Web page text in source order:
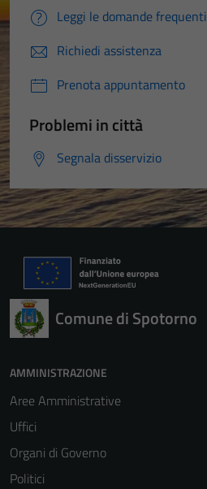
Leggi le domande frequenti
Richiedi assistenza
Prenota appuntamento
Problemi in città
Segnala disservizio
Comune di Spotorno
AMMINISTRAZIONE
Aree Amministrative
Uffici
Organi di Governo
Politici